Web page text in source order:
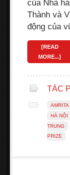
của Nhà
Thành và
động của
[READ
MORE...]
TÁC
HÀ NỘI
TRUNG
PRIZE